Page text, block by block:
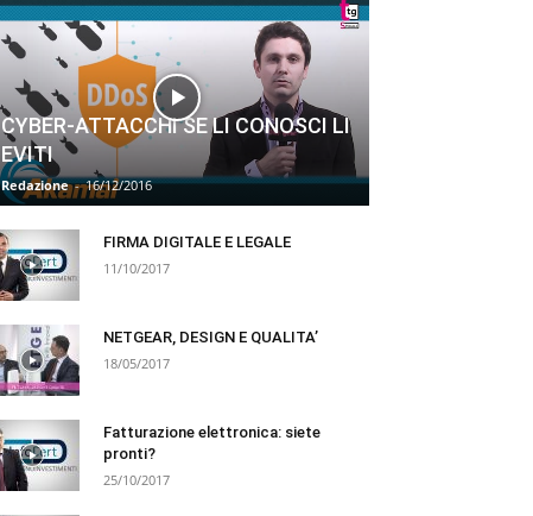
CYBER-ATTACCHI SE LI CONOSCI LI
EVITI
Redazione - 16/12/2016
FIRMA DIGITALE E LEGALE
11/10/2017
NETGEAR, DESIGN E QUALITA’
18/05/2017
Fatturazione elettronica: siete
pronti?
25/10/2017